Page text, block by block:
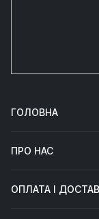
ГОЛОВНА
ПРО НАС
ОПЛАТА І